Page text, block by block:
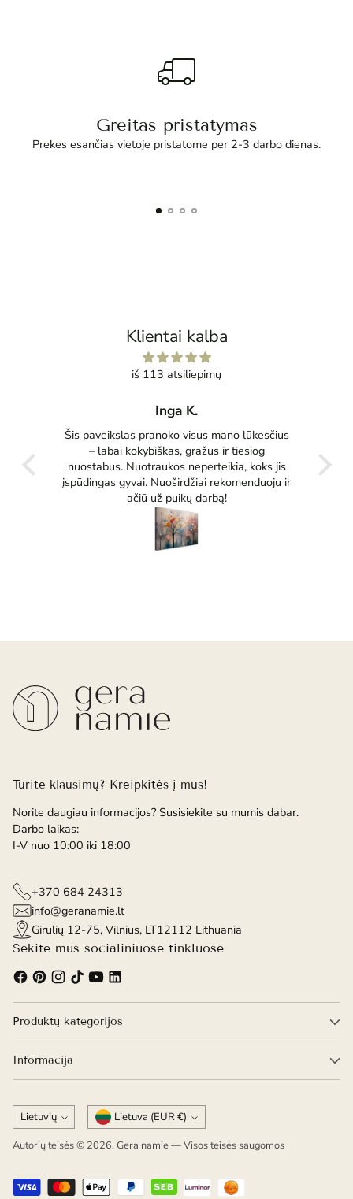
Greitas pristatymas
Prekes esančias vietoje pristatome per 2-3 darbo dienas.
Klientai kalba
iš 113 atsiliepimų
Inga K.
Šis paveikslas pranoko visus mano lūkesčius
– labai kokybiškas, gražus ir tiesiog
nuostabus. Nuotraukos neperteikia, koks jis
įspūdingas gyvai. Nuoširdžiai rekomenduoju ir
ačiū už puikų darbą!
Turite klausimų? Kreipkitės į mus!
Norite daugiau informacijos? Susisiekite su mumis dabar.
Darbo laikas:
I-V nuo 10:00 iki 18:00
+370 684 24313
info@geranamie.lt
Girulių 12-75, Vilnius, LT12112 Lithuania
Sekite mus socialiniuose tinkluose
Produktų kategorijos
Informacija
Kalba
Lietuvių Valiuta
Lietuva (EUR €)
Autorių teisės © 2026, Gera namie— Visos teisės saugomos